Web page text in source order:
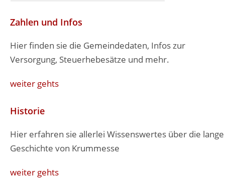
Zahlen und Infos
Hier finden sie die Gemeindedaten, Infos zur
Versorgung, Steuerhebesätze und mehr.
weiter gehts
Historie
Hier erfahren sie allerlei Wissenswertes über die lange
Geschichte von Krummesse
weiter gehts